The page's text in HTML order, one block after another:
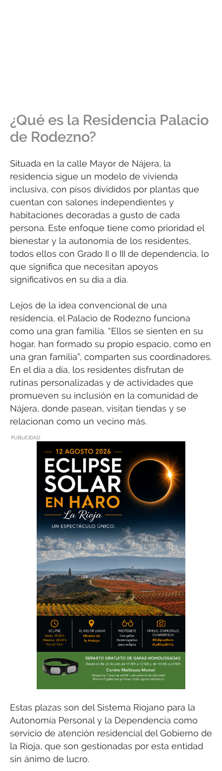
¿Qué es la Residencia Palacio
de Rodezno?
Situada en la calle Mayor de Nájera, la
residencia sigue un modelo de vivienda
inclusiva, con pisos divididos por plantas que
cuentan con salones independientes y
habitaciones decoradas a gusto de cada
persona. Este enfoque tiene como prioridad el
bienestar y la autonomía de los residentes,
todos ellos con Grado II o III de dependencia, lo
que significa que necesitan apoyos
significativos en su día a día.
Lejos de la idea convencional de una
residencia, el Palacio de Rodezno funciona
como una gran familia. “Ellos se sienten en su
hogar, han formado su propio espacio, como en
una gran familia”, comparten sus coordinadores.
En el día a día, los residentes disfrutan de
rutinas personalizadas y de actividades que
promueven su inclusión en la comunidad de
Nájera, donde pasean, visitan tiendas y se
relacionan como un vecino más.
PUBLICIDAD
Estas plazas son del Sistema Riojano para la
Autonomía Personal y la Dependencia como
servicio de atención residencial del Gobierno de
la Rioja, que son gestionadas por esta entidad
sin ánimo de lucro.